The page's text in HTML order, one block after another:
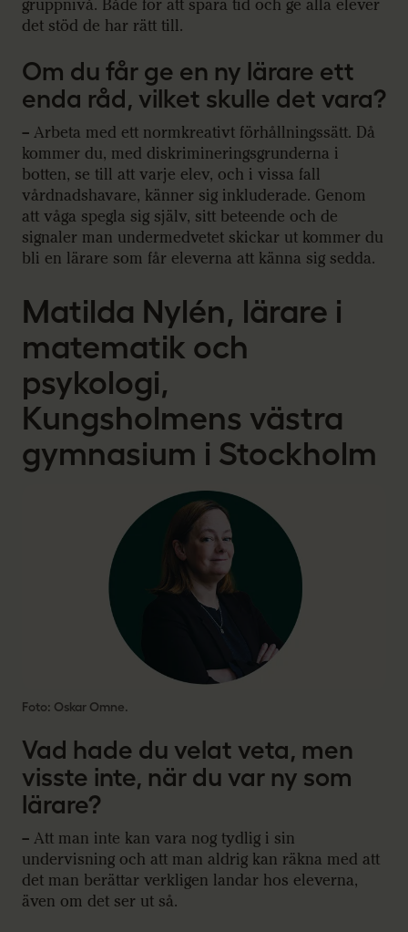
gruppnivå. Både för att spara tid och ge alla elever
det stöd de har rätt till.
Om du får ge en ny lärare ett
enda råd, vilket skulle det vara?
– Arbeta med ett normkreativt förhållningssätt. Då
kommer du, med diskrimineringsgrunderna i
botten, se till att varje elev, och i vissa fall
vårdnadshavare, känner sig inkluderade. Genom
att våga spegla sig själv, sitt beteende och de
signaler man undermedvetet skickar ut kommer du
bli en lärare som får eleverna att känna sig sedda.
Matilda Nylén, lärare i
matematik och
psykologi,
Kungsholmens västra
gymnasium i Stockholm
Foto: Oskar Omne.
Vad hade du velat veta, men
visste inte, när du var ny som
lärare?
– Att man inte kan vara nog tydlig i sin
undervisning och att man aldrig kan räkna med att
det man berättar verkligen landar hos eleverna,
även om det ser ut så.